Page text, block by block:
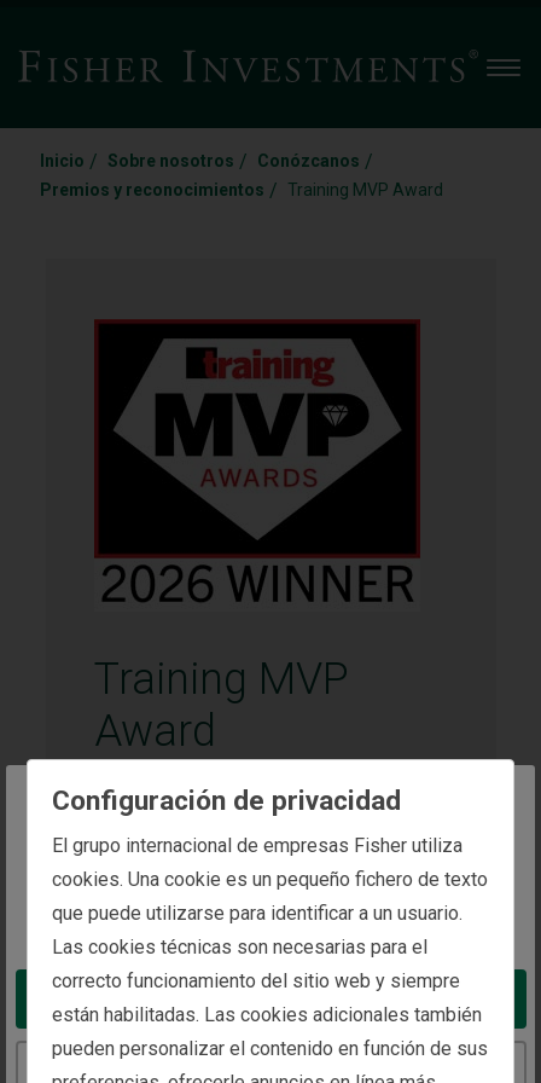
The website you are trying to reach is
intended for investors in Spain
You appear to be in the United States
Take me to the United States website
Continue to the Spain website
Inicio / Sobre nosotros / Conózcanos /
Premios y reconocimientos / Training MVP Award
Training MVP
Award
Otorgado por:
Ganador:
Recibido en:
Fisher Investments ha obtenido el prestigioso
Configuración de privacidad
El grupo internacional de empresas Fisher utiliza
cookies. Una cookie es un pequeño fichero de texto
que puede utilizarse para identificar a un usuario.
Las cookies técnicas son necesarias para el
correcto funcionamiento del sitio web y siempre
están habilitadas. Las cookies adicionales también
pueden personalizar el contenido en función de sus